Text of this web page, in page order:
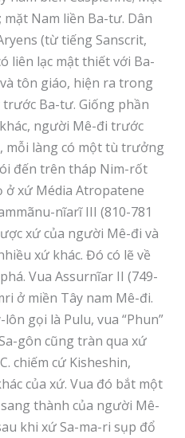
Nam liền Ba-tư. Dân
(từ tiếng Sanscrit,
liên lạc mật thiết với Ba-
tôn giáo, hiện ra trong
Ba-tư. Giống phần
người Mê-đi trước
mỗi làng có một tù trưởng
đến trên tháp Nim-rốt
ở xứ Média Atropatene
nĩarĩ III (810-781
xứ của người Mê-đi và
xứ khác. Đó có lẽ về
Vua Assurnĩar II (749-
ở miền Tây nam Mê-đi.
gọi là Pulu, vua “Phun”
gôn cũng tràn qua xứ
chiếm cứ Kisheshin,
của xứ. Vua đó bắt một
thành của người Mê-
khi xứ Sa-ma-ri sụp đổ